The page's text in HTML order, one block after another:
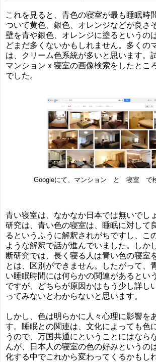
これを見ると、青色の寝室が最も睡眠時
ついて黄色、銀色、オレンジなどが良さ
壁を青や銀色、オレンジに塗るというの
どまだ多くないかもしれません。多くの
は、クリーム色系統が多いと思います。
マンションｘ寝室の画像検索をしたとこ
でした。
Googleにて、マンション と 寝室 で
青い寝室は、なかなか日本では無いでし
研究は、青い色の寝室は、睡眠に対して
るというふうに解釈されがちですし、こ
ような解釈で話が進んでいました。しか
断研究では、長く寝る人は青い色の寝室
とは、区別ができません。したがって、
い睡眠時間には何らかの関連があるとい
ですが、どちらが原因かはもう少し詳し
ってみないとわからないと思います。
しかし、色は明らかに人々心理に影響を
す。睡眠との関連は、文化によっても色
うので、万国共通にということにはなら
んが、日本人の寝室の色の好みというの
化する中でこれから変わってくるかもし